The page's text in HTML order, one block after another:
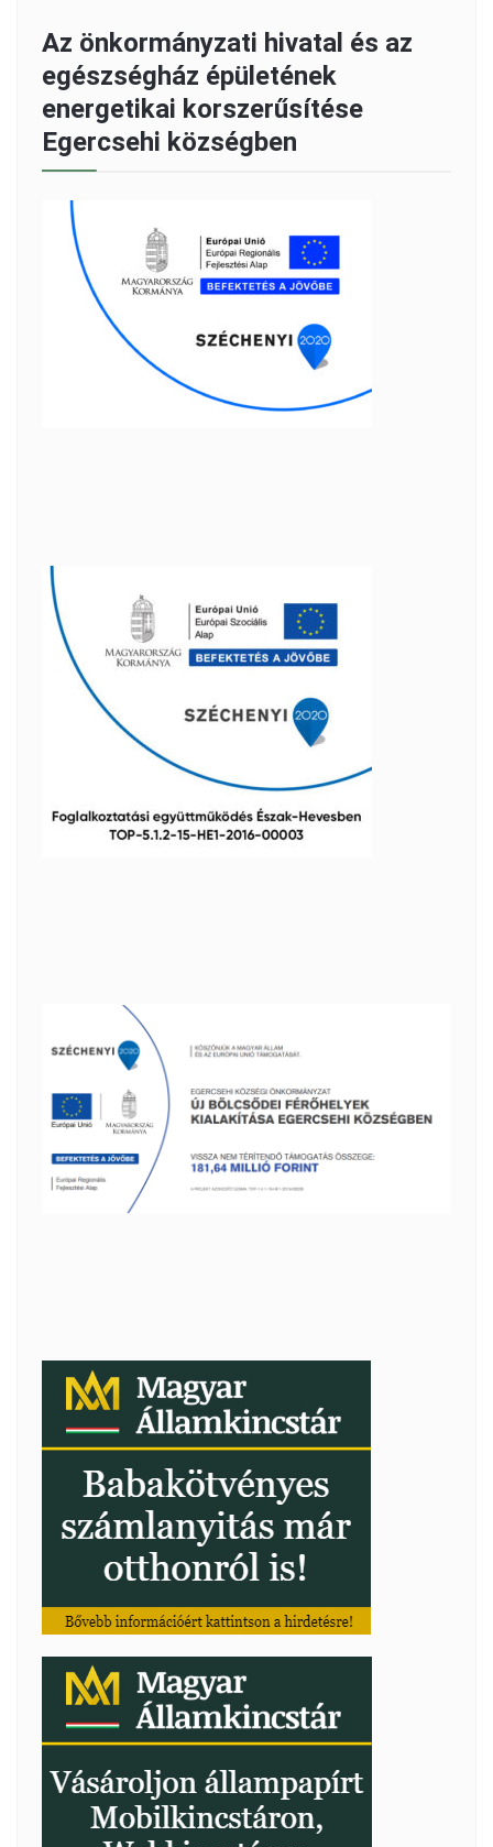
Az önkormányzati hivatal és az
egészségház épületének
energetikai korszerűsítése
Egercsehi községben